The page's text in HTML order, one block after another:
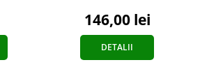
146,00 lei
DETALII